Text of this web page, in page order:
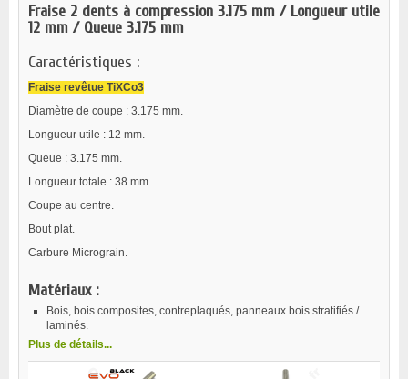
Fraise 2 dents à compression 3.175 mm / Longueur utile
12 mm / Queue 3.175 mm
Caractéristiques :
Fraise revêtue TiXCo3
Diamètre de coupe : 3.175 mm.
Longueur utile : 12 mm.
Queue : 3.175 mm.
Longueur totale : 38 mm.
Coupe au centre.
Bout plat.
Carbure Micrograin.
Matériaux :
Bois, bois composites, contreplaqués, panneaux bois stratifiés /
laminés.
Plus de détails...